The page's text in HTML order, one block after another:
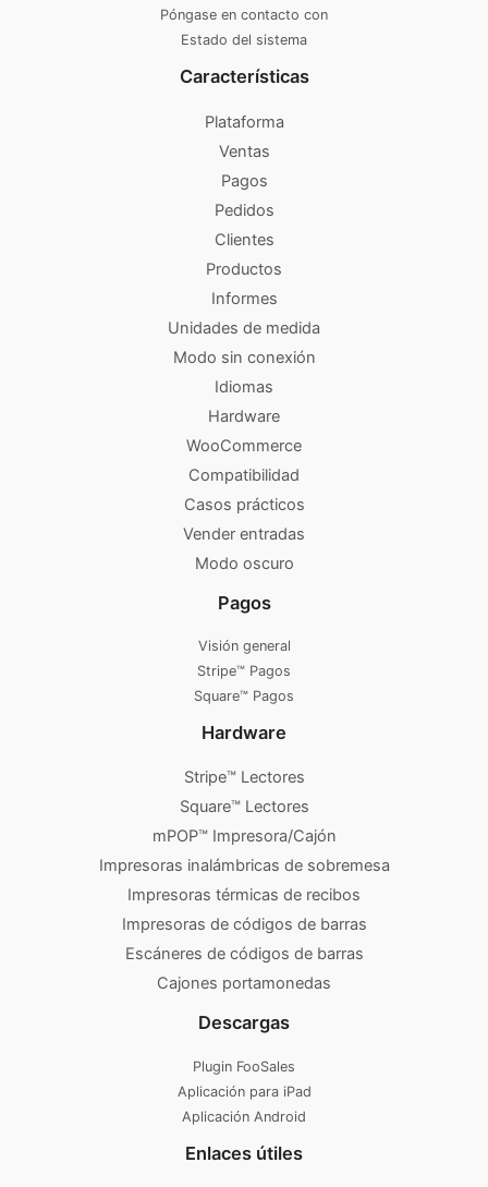
Póngase en contacto con
Estado del sistema
Características
Plataforma
Ventas
Pagos
Pedidos
Clientes
Productos
Informes
Unidades de medida
Modo sin conexión
Idiomas
Hardware
WooCommerce
Compatibilidad
Casos prácticos
Vender entradas
Modo oscuro
Pagos
Visión general
Stripe™ Pagos
Square™ Pagos
Hardware
Stripe™ Lectores
Square™ Lectores
mPOP™ Impresora/Cajón
Impresoras inalámbricas de sobremesa
Impresoras térmicas de recibos
Impresoras de códigos de barras
Escáneres de códigos de barras
Cajones portamonedas
Descargas
Plugin FooSales
Aplicación para iPad
Aplicación Android
Enlaces útiles